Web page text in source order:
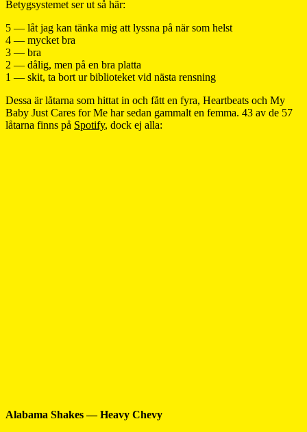
Betygsystemet ser ut så här:
5 — låt jag kan tänka mig att lyssna på när som helst
4 — mycket bra
3 — bra
2 — dålig, men på en bra platta
1 — skit, ta bort ur biblioteket vid nästa rensning
Dessa är låtarna som hittat in och fått en fyra, Heartbeats och My
Baby Just Cares for Me har sedan gammalt en femma. 43 av de 57
låtarna finns på Spotify, dock ej alla:
Alabama Shakes — Heavy Chevy